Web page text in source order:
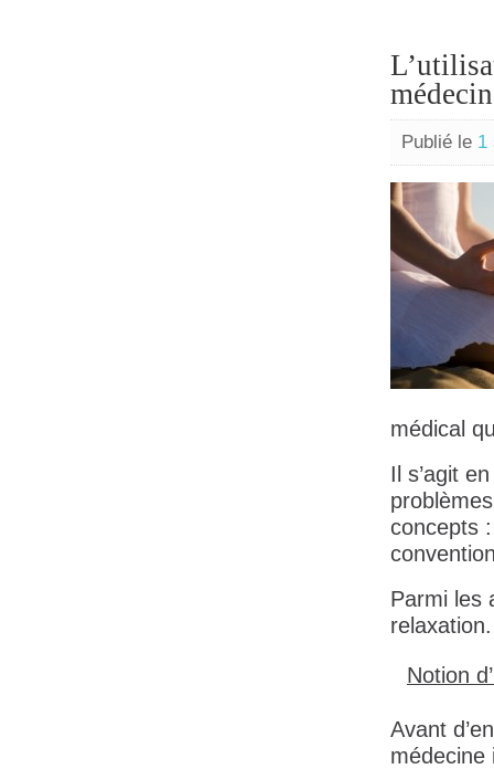
Publié le 1
médical
Il s’agit
concepts
Parmi les
relaxation.
Notion
Avant
médecine